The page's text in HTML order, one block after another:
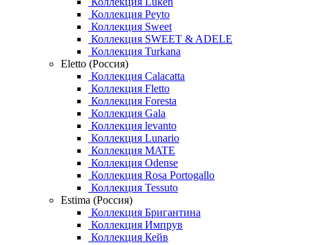
Коллекция Peyto
Коллекция Sweet
Коллекция SWEET & ADELE
Коллекция Turkana
Eletto (Россия)
Коллекция Calacatta
Коллекция Fletto
Коллекция Foresta
Коллекция Gala
Коллекция levanto
Коллекция Lunario
Коллекция MATE
Коллекция Odense
Коллекция Rosa Portogallo
Коллекция Tessuto
Estima (Россия)
Коллекция Бригантина
Коллекция Импрув
Коллекция Кейв